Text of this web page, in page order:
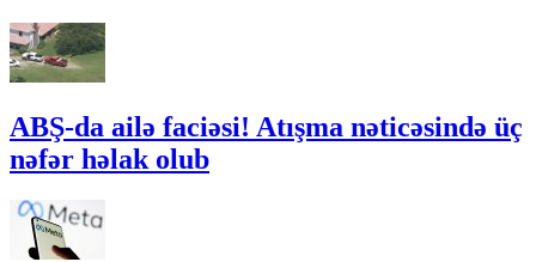
ABŞ-da ailə faciəsi! Atışma nəticəsində üç
nəfər həlak olub